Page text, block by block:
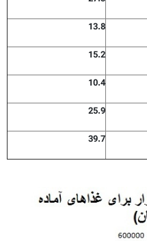
13.8
15.2
10.4
25.9
39.7